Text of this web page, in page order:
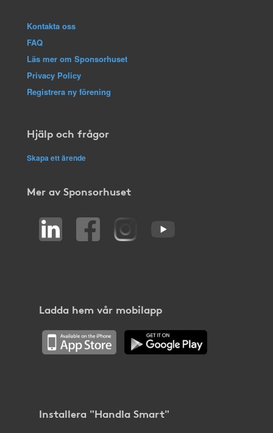
Kontakta oss
FAQ
Läs mer om Sponsorhuset
Privacy Policy
Registrera ny förening
Hjälp och frågor
Skapa ett ärende
Mer av Sponsorhuset
Ladda hem vår mobilapp
Installera "Handla Smart"